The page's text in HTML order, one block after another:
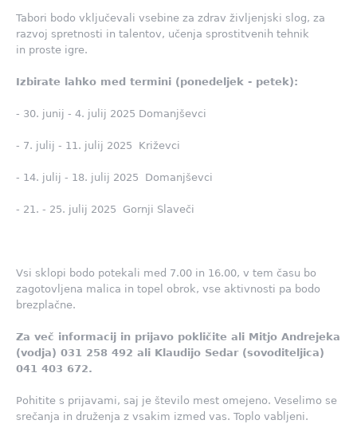
Tabori bodo vključevali vsebine za zdrav življenjski slog, za
razvoj spretnosti in talentov, učenja sprostitvenih tehnik
in proste igre.
Izbirate lahko med termini (ponedeljek - petek):
- 30. junij - 4. julij 2025 Domanjševci
- 7. julij - 11. julij 2025 Križevci
- 14. julij - 18. julij 2025 Domanjševci
- 21. - 25. julij 2025 Gornji Slaveči
Vsi sklopi bodo potekali med 7.00 in 16.00, v tem času bo
zagotovljena malica in topel obrok, vse aktivnosti pa bodo
brezplačne.
Za več informacij in prijavo pokličite ali Mitjo Andrejeka
(vodja) 031 258 492 ali Klaudijo Sedar (sovoditeljica)
041 403 672.
Pohitite s prijavami, saj je število mest omejeno. Veselimo se
srečanja in druženja z vsakim izmed vas. Toplo vabljeni.